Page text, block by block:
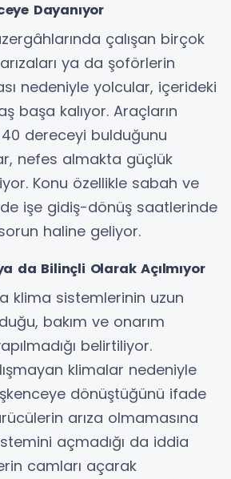
Dayanıyor
çalışan birçok
ya da şoförlerin
nedeniyle yolcular, içerideki
başa kalıyor. Araçların
40 dereceyi bulduğunu
nefes almakta güçlük
Konu özellikle sabah ve
işe gidiş-dönüş saatlerinde
haline geliyor.
da Bilinçli Olarak Açılmıyor
klima sistemlerinin uzun
bakım ve onarım
belirtiliyor.
klimalar nedeniyle
dönüştüğünü ifade
arıza olmamasına
açmadığı da iddia
camları açarak